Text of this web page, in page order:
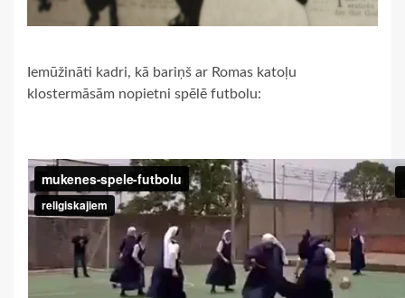
Iemūžināti kadri, kā bariņš ar Romas katoļu
klostermāsām nopietni spēlē futbolu: